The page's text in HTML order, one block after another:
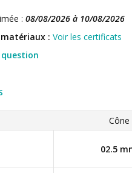
: 08/08/2026 à 10/08/2026
: Voir les certificats
question
Cône
02.5